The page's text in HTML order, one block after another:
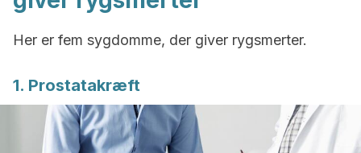
Her er fem sygdomme, der giver rygsmerter.
1. Prostatakræft